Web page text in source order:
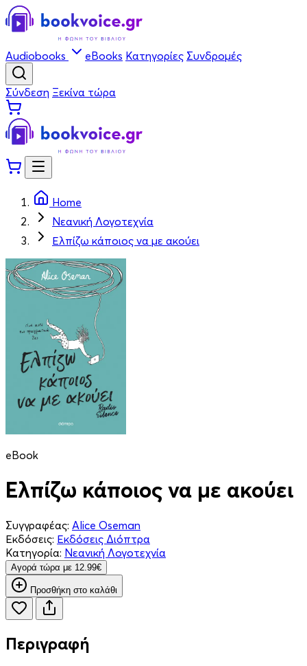
Audiobooks eBooks Κατηγορίες Συνδρομές
Σύνδεση Ξεκίνα τώρα
Home
Νεανική Λογοτεχνία
Ελπίζω κάποιος να με ακούει
eBook
Ελπίζω κάποιος να με ακούει
Συγγραφέας: Alice Oseman
Εκδόσεις: Εκδόσεις Διόπτρα
Κατηγορία: Νεανική Λογοτεχνία
Aγορά τώρα με 12.99€
Προσθήκη στο καλάθι
Περιγραφή